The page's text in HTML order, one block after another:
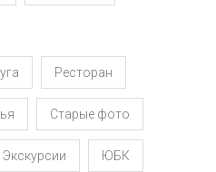
Ресторан
Старые фото
Экскурсии ЮБК